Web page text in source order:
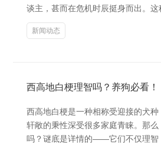
谈主，甚而在危机时辰挺身而出。
新闻动态
西高地白梗理智吗？养狗必看！
西高地白梗是一种相称受迎接的犬
轩敞的秉性深受很多家庭青睐。那
吗？谜底是详情的——它们不仅理智